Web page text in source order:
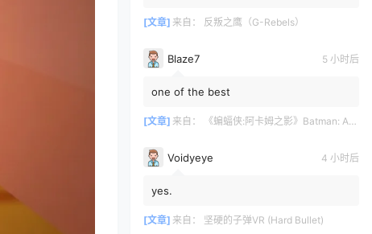
[文章] 来自： 反叛之鹰（G-Rebels）
Blaze7 5 小时后
one of the best
[文章] 来自： 《蝙蝠侠:阿卡姆之影》Batman: Arkham Shadow
Voidyeye 4 小时后
yes.
[文章] 来自： 坚硬的子弹VR (Hard Bullet)